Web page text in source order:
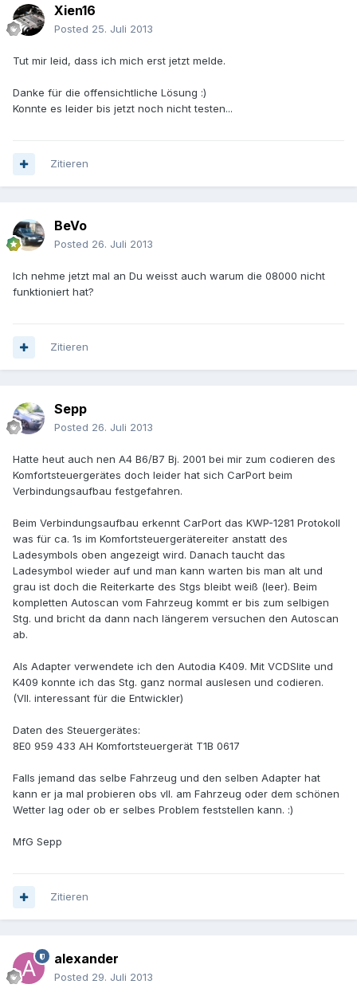
Xien16
Posted 25. Juli 2013
Tut mir leid, dass ich mich erst jetzt melde.
Danke für die offensichtliche Lösung :)
Konnte es leider bis jetzt noch nicht testen...
Zitieren
BeVo
Posted 26. Juli 2013
Ich nehme jetzt mal an Du weisst auch warum die 08000 nicht
funktioniert hat?
Zitieren
Sepp
Posted 26. Juli 2013
Hatte heut auch nen A4 B6/B7 Bj. 2001 bei mir zum codieren des
Komfortsteuergerätes doch leider hat sich CarPort beim
Verbindungsaufbau festgefahren.
Beim Verbindungsaufbau erkennt CarPort das KWP-1281 Protokoll
was für ca. 1s im Komfortsteuergerätereiter anstatt des
Ladesymbols oben angezeigt wird. Danach taucht das
Ladesymbol wieder auf und man kann warten bis man alt und
grau ist doch die Reiterkarte des Stgs bleibt weiß (leer). Beim
kompletten Autoscan vom Fahrzeug kommt er bis zum selbigen
Stg. und bricht da dann nach längerem versuchen den Autoscan
ab.
Als Adapter verwendete ich den Autodia K409. Mit VCDSlite und
K409 konnte ich das Stg. ganz normal auslesen und codieren.
(Vll. interessant für die Entwickler)
Daten des Steuergerätes:
8E0 959 433 AH Komfortsteuergerät T1B 0617
Falls jemand das selbe Fahrzeug und den selben Adapter hat
kann er ja mal probieren obs vll. am Fahrzeug oder dem schönen
Wetter lag oder ob er selbes Problem feststellen kann. :)
MfG Sepp
Zitieren
alexander
Posted 29. Juli 2013